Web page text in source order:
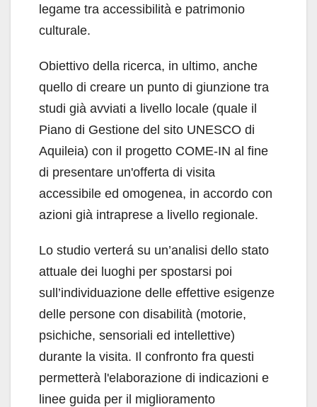
legame tra accessibilità e patrimonio
culturale.
Obiettivo della ricerca, in ultimo, anche
quello di creare un punto di giunzione tra
studi già avviati a livello locale (quale il
Piano di Gestione del sito UNESCO di
Aquileia) con il progetto COME-IN al fine
di presentare un'offerta di visita
accessibile ed omogenea, in accordo con
azioni già intraprese a livello regionale.
Lo studio verterá su un’analisi dello stato
attuale dei luoghi per spostarsi poi
sull’individuazione delle effettive esigenze
delle persone con disabilità (motorie,
psichiche, sensoriali ed intellettive)
durante la visita. Il confronto fra questi
permetterà l'elaborazione di indicazioni e
linee guida per il miglioramento